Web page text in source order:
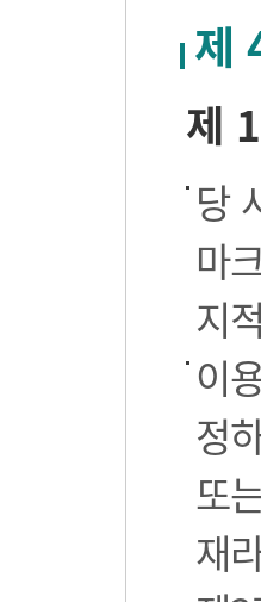
제
제
당
마
지
이
정
또
재